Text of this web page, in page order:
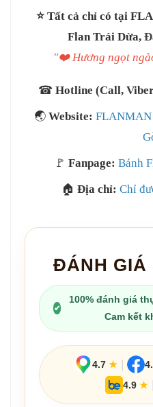
⭐️ Tất cả chỉ có tại
Flan Trái Dừa,
"❤️ Hương ngọt
☎ Hotline (Call,
🌏 Website: FLANMAN
🚩 Fanpage: Bánh
🏠 Địa chỉ: Chỉ
ĐÁNH GIÁ
✔
100% đánh giá
Cam kết
4.7 ★ |
4.9 ★